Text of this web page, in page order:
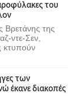
του
Βρετάνης της
ντε-Σεν,
κτυπούν
των
έκανε διακοπές